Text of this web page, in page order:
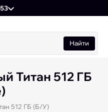
Найти
Титан 512 ГБ
512 ГБ (Б/У)